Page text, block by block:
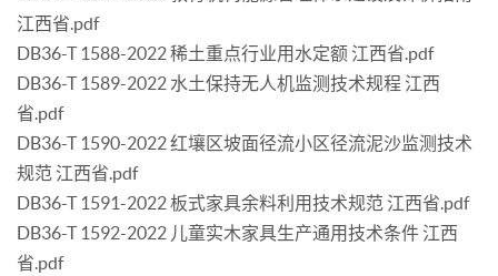
江西省.pdf
DB36-T 1588-2022 稀土重点行业用水定额 江西省.pdf
DB36-T 1589-2022 水土保持无人机监测技术规程 江西
省.pdf
DB36-T 1590-2022 红壤区坡面径流小区径流泥沙监测技术
规范 江西省.pdf
DB36-T 1591-2022 板式家具余料利用技术规范 江西省.pdf
DB36-T 1592-2022 儿童实木家具生产通用技术条件 江西
省.pdf